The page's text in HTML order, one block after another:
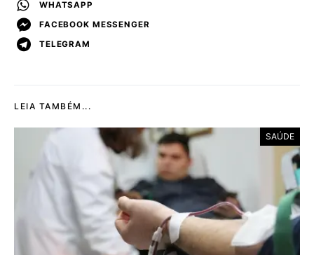
WHATSAPP
FACEBOOK MESSENGER
TELEGRAM
LEIA TAMBÉM...
SAÚDE